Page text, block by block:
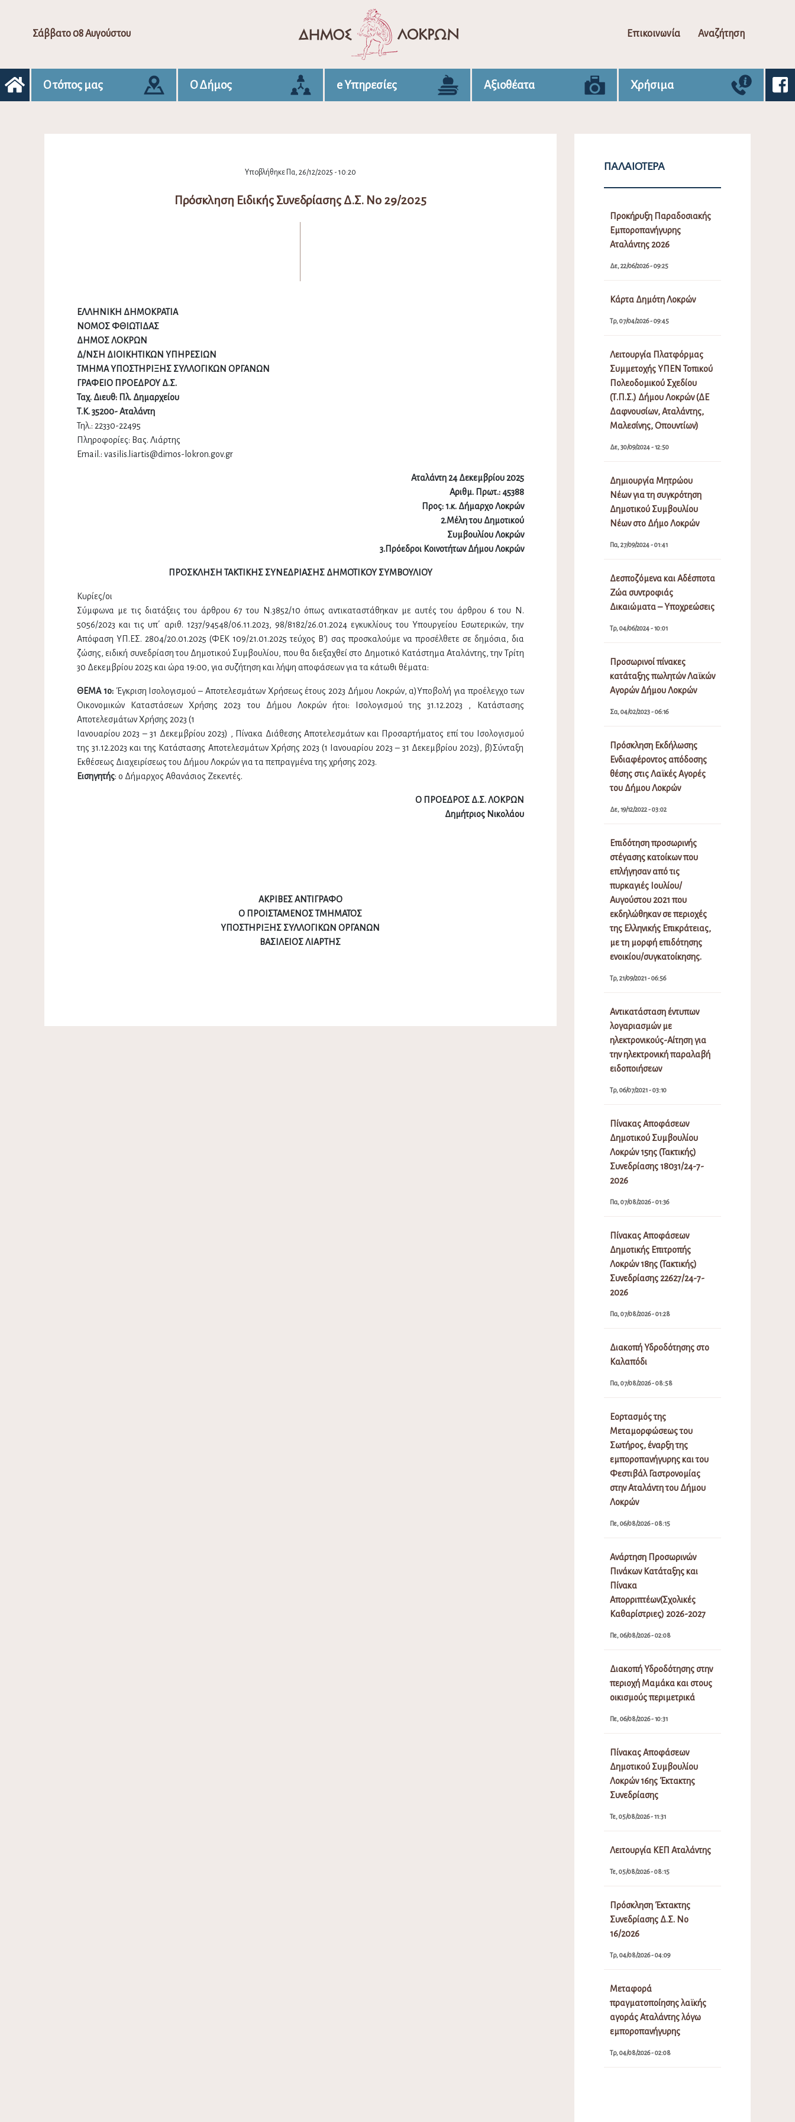
Σάββατο 08 Αυγούστου Επικοινωνία Αναζήτηση
Ο τόπος μας Ο Δήμος e Υπηρεσίες Αξιοθέατα Χρήσιμα
Υποβλήθηκε Πα, 26/12/2025 - 10:20
Πρόσκληση Ειδικής Συνεδρίασης Δ.Σ. Νο 29/2025
ΕΛΛΗΝΙΚΗ ΔΗΜΟΚΡΑΤΙΑ
ΝΟΜΟΣ ΦΘΙΩΤΙΔΑΣ
ΔΗΜΟΣ ΛΟΚΡΩΝ
Δ/ΝΣΗ ΔΙΟΙΚΗΤΙΚΩΝ ΥΠΗΡΕΣΙΩΝ
ΤΜΗΜΑ ΥΠΟΣΤΗΡΙΞΗΣ ΣΥΛΛΟΓΙΚΩΝ ΟΡΓΑΝΩΝ
ΓΡΑΦΕΙΟ ΠΡΟΕΔΡΟΥ Δ.Σ.
Ταχ. Διευθ: Πλ. Δημαρχείου
Τ.Κ. 35200- Αταλάντη
Τηλ.: 22330-22495
Πληροφορίες: Βας. Λιάρτης
Email.: vasilis.liartis@dimos-lokron.gov.gr
Αταλάντη 24 Δεκεμβρίου 2025
Αριθμ. Πρωτ.: 45388
Προς: 1.κ. Δήμαρχο Λοκρών
2.Μέλη του Δημοτικού
Συμβουλίου Λοκρών
3.Πρόεδροι Κοινοτήτων Δήμου Λοκρών
ΠΡΟΣΚΛΗΣΗ ΤΑΚΤΙΚΗΣ ΣΥΝΕΔΡΙΑΣΗΣ ΔΗΜΟΤΙΚΟΥ ΣΥΜΒΟΥΛΙΟΥ
Κυρίες/οι
Σύμφωνα με τις διατάξεις του άρθρου 67 του Ν.3852/10 όπως αντικαταστάθηκαν με αυτές του άρθρου 6 του Ν.
5056/2023 και τις υπ΄ αριθ. 1237/94548/06.11.2023, 98/8182/26.01.2024 εγκυκλίους του Υπουργείου Εσωτερικών, την
Απόφαση ΥΠ.ΕΣ. 2804/20.01.2025 (ΦΕΚ 109/21.01.2025 τεύχος Β') σας προσκαλούμε να προσέλθετε σε δημόσια, δια
ζώσης, ειδική συνεδρίαση του Δημοτικού Συμβουλίου, που θα διεξαχθεί στο Δημοτικό Κατάστημα Αταλάντης, την Τρίτη
30 Δεκεμβρίου 2025 και ώρα 19:00, για συζήτηση και λήψη αποφάσεων για τα κάτωθι θέματα:
ΘΕΜΑ 1ο:Έγκριση Ισολογισμού – Αποτελεσμάτων Χρήσεως έτους 2023 Δήμου Λοκρών, α)Υποβολή για προέλεγχο των
Οικονομικών Καταστάσεων Χρήσης 2023 του Δήμου Λοκρών ήτοι: Ισολογισμού της 31.12.2023 , Κατάστασης
Αποτελεσμάτων Χρήσης 2023 (1
Ιανουαρίου 2023 – 31 Δεκεμβρίου 2023) , Πίνακα Διάθεσης Αποτελεσμάτων και Προσαρτήματος επί του Ισολογισμού
της 31.12.2023 και της Κατάστασης Αποτελεσμάτων Χρήσης 2023 (1 Ιανουαρίου 2023 – 31 Δεκεμβρίου 2023), β)Σύνταξη
Εκθέσεως Διαχειρίσεως του Δήμου Λοκρών για τα πεπραγμένα της χρήσης 2023.
Εισηγητής: ο Δήμαρχος Αθανάσιος Ζεκεντές.
Ο ΠΡΟΕΔΡΟΣ Δ.Σ. ΛΟΚΡΩΝ
Δημήτριος Νικολάου
ΑΚΡΙΒΕΣ ΑΝΤΙΓΡΑΦΟ
Ο ΠΡΟΙΣΤΑΜΕΝΟΣ ΤΜΗΜΑΤΟΣ
ΥΠΟΣΤΗΡΙΞΗΣ ΣΥΛΛΟΓΙΚΩΝ ΟΡΓΑΝΩΝ
ΒΑΣΙΛΕΙΟΣ ΛΙΑΡΤΗΣ
ΠΑΛΑΙΌΤΕΡΑ
Προκήρυξη Παραδοσιακής
Εμποροπανήγυρης
Αταλάντης 2026
Δε, 22/06/2026 - 09:25
Κάρτα Δημότη Λοκρών
Τρ, 07/04/2026 - 09:45
Λειτουργία Πλατφόρμας
Συμμετοχής ΥΠΕΝ Τοπικού
Πολεοδομικού Σχεδίου
(Τ.Π.Σ.) Δήμου Λοκρών (ΔΕ
Δαφνουσίων, Αταλάντης,
Μαλεσίνης, Οπουντίων)
Δε, 30/09/2024 - 12:50
Δημιουργία Μητρώου
Νέων για τη συγκρότηση
Δημοτικού Συμβουλίου
Νέων στο Δήμο Λοκρών
Πα, 27/09/2024 - 01:41
Δεσποζόμενα και Αδέσποτα
Ζώα συντροφιάς
Δικαιώματα – Υποχρεώσεις
Τρ, 04/06/2024 - 10:01
Προσωρινοί πίνακες
κατάταξης πωλητών Λαϊκών
Αγορών Δήμου Λοκρών
Σα, 04/02/2023 - 06:16
Πρόσκληση Εκδήλωσης
Ενδιαφέροντος απόδοσης
θέσης στις Λαϊκές Αγορές
του Δήμου Λοκρών
Δε, 19/12/2022 - 03:02
Επιδότηση προσωρινής
στέγασης κατοίκων που
επλήγησαν από τις
πυρκαγιές Ιουλίου/
Αυγούστου 2021 που
εκδηλώθηκαν σε περιοχές
της Ελληνικής Επικράτειας,
με τη μορφή επιδότησης
ενοικίου/συγκατοίκησης.
Τρ, 21/09/2021 - 06:56
Αντικατάσταση έντυπων
λογαριασμών με
ηλεκτρονικούς-Αίτηση για
την ηλεκτρονική παραλαβή
ειδοποιήσεων
Τρ, 06/07/2021 - 03:10
Πίνακας Αποφάσεων
Δημοτικού Συμβουλίου
Λοκρών 15ης (Τακτικής)
Συνεδρίασης 18031/24-7-
2026
Πα, 07/08/2026 - 01:36
Πίνακας Αποφάσεων
Δημοτικής Επιτροπής
Λοκρών 18ης (Τακτικής)
Συνεδρίασης 22627/24-7-
2026
Πα, 07/08/2026 - 01:28
Διακοπή Υδροδότησης στο
Καλαπόδι
Πα, 07/08/2026 - 08:58
Εορτασμός της
Μεταμορφώσεως του
Σωτήρος, έναρξη της
εμποροπανήγυρης και του
Φεστιβάλ Γαστρονομίας
στην Αταλάντη του Δήμου
Λοκρών
Πε, 06/08/2026 - 08:15
Ανάρτηση Προσωρινών
Πινάκων Κατάταξης και
Πίνακα
Απορριπτέων(Σχολικές
Καθαρίστριες) 2026-2027
Πε, 06/08/2026 - 02:08
Διακοπή Υδροδότησης στην
περιοχή Μαμάκα και στους
οικισμούς περιμετρικά
Πε, 06/08/2026 - 10:31
Πίνακας Αποφάσεων
Δημοτικού Συμβουλίου
Λοκρών 16ης Έκτακτης
Συνεδρίασης
Τε, 05/08/2026 - 11:31
Λειτουργία ΚΕΠ Αταλάντης
Τε, 05/08/2026 - 08:15
Πρόσκληση Έκτακτης
Συνεδρίασης Δ.Σ. Νο
16/2026
Τρ, 04/08/2026 - 04:09
Μεταφορά
πραγματοποίησης λαϊκής
αγοράς Αταλάντης λόγω
εμποροπανήγυρης
Τρ, 04/08/2026 - 02:08